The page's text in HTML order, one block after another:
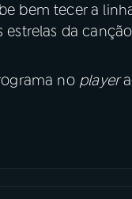
bem tecer a
estrelas da
no player